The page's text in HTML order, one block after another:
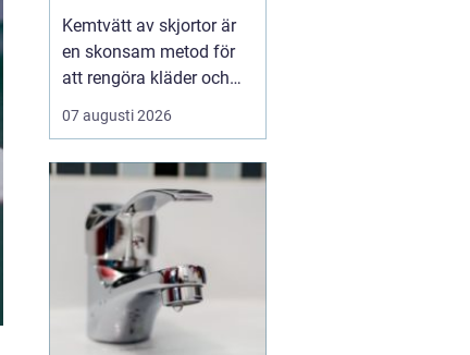
fräscha kläder
Kemtvätt av skjortor är
en skonsam metod för
att rengöra kläder och
textilier som inte tål
vanlig vattentvätt.
lösningsmedel i stället
för vatten bevaras färg,
form och k&...
07 augusti 2026